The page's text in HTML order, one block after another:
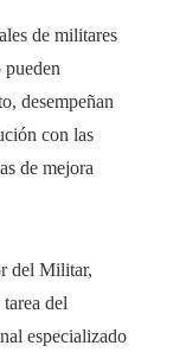
de militares
pueden
desempeñan
con las
de mejora
del Militar,
del
especializado